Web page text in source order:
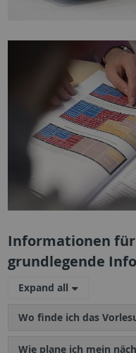
Informationen
grundlegende
Expand all
Wo finde ich das
Wie plane ich mein